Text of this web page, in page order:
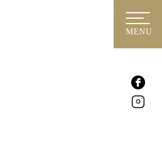
MENU